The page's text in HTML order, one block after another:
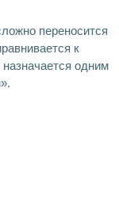
переносится
к
одним